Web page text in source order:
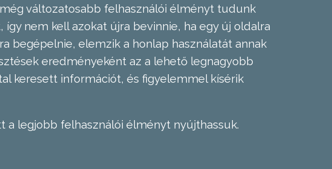
változatosabb felhasználói élményt tudunk
nem kell azokat újra bevinnie, ha egy új oldalra
begépelnie, elemzik a honlap használatát annak
eredményeként az a lehető legnagyobb
keresett információt, és figyelemmel kísérik
a legjobb felhasználói élményt nyújthassuk.